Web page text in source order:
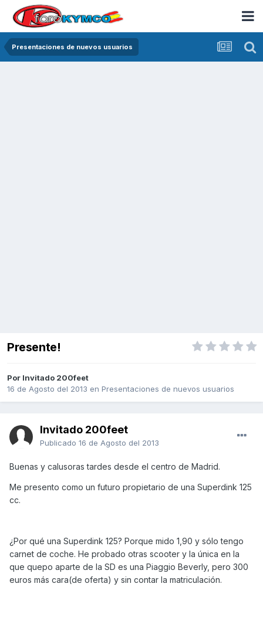
Presentaciones de nuevos usuarios
Presente!
Por Invitado 200feet
16 de Agosto del 2013 en Presentaciones de nuevos usuarios
Invitado 200feet
Publicado 16 de Agosto del 2013
Buenas y calusoras tardes desde el centro de Madrid.
Me presento como un futuro propietario de una Superdink 125
cc.
¿Por qué una Superdink 125? Porque mido 1,90 y sólo tengo
carnet de coche. He probado otras scooter y la única en la
que quepo aparte de la SD es una Piaggio Beverly, pero 300
euros más cara(de oferta) y sin contar la matriculación.